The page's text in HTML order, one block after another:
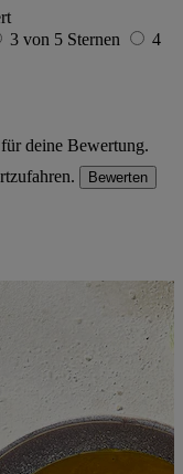
3 von 5 Sternen
4
deine Bewertung.
Bewerten